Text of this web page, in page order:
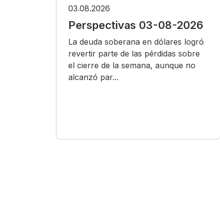
03.08.2026
Perspectivas 03-08-2026
La deuda soberana en dólares logró
revertir parte de las pérdidas sobre
el cierre de la semana, aunque no
alcanzó par...